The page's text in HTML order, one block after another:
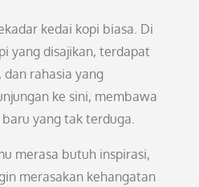
kedai kopi biasa. Di
yang disajikan, terdapat
rahasia yang
ke sini, membawa
yang tak terduga.
merasa butuh inspirasi,
merasakan kehangatan